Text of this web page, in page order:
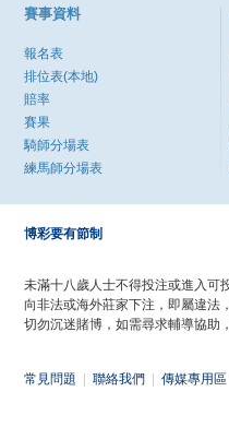
賽事資料
報名表
排位表(本地)
賠率
賽果
騎師分場表
練馬師分場表
博彩要有節制
未滿十八歲人士不得投注或進入可
向非法或海外莊家下注，即屬違法
切勿沉迷賭博，如需尋求輔導協助
常見問題 聯絡我們 傳媒專用區